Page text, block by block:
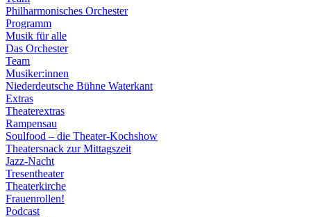
Philharmonisches Orchester
Programm
Musik für alle
Das Orchester
Team
Musiker:innen
Niederdeutsche Bühne Waterkant
Extras
Theaterextras
Rampensau
Soulfood – die Theater-Kochshow
Theatersnack zur Mittagszeit
Jazz-Nacht
Tresentheater
Theaterkirche
Frauenrollen!
Podcast